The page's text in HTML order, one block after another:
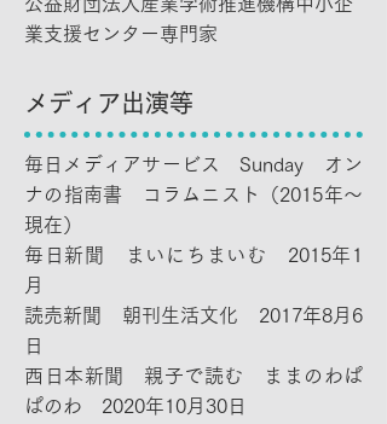
業支援センター専門家
メディア出演等
毎日メディアサービス Sunday オン
ナの指南書 コラムニスト（2015年～
現在）
毎日新聞 まいにちまいむ 2015年1
月
読売新聞 朝刊生活文化 2017年8月6
日
西日本新聞 親子で読む ままのわぱ
ぱのわ 2020年10月30日